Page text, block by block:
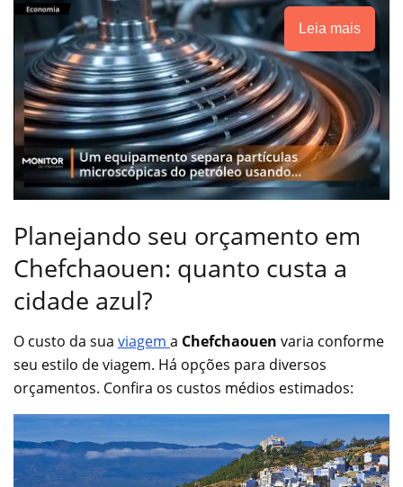
Leia mais
Planejando seu orçamento em
Chefchaouen: quanto custa a
cidade azul?
O custo da sua viagem a Chefchaouen varia conforme
seu estilo de viagem. Há opções para diversos
orçamentos. Confira os custos médios estimados: